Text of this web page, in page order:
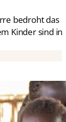
bedroht das
Kinder sind in